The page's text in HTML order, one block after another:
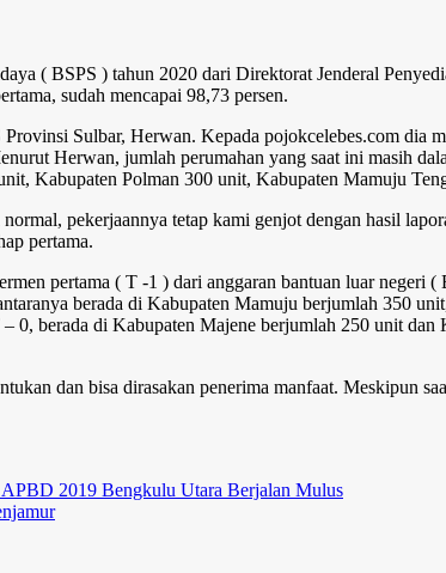
( BSPS ) tahun 2020 dari Direktorat Jenderal
sudah mencapai 98,73 persen.
Sulbar, Herwan. Kepada pojokcelebes.com dia
Herwan, jumlah perumahan yang saat ini masih
Kabupaten Polman 300 unit, Kabupaten Mamuju
pekerjaannya tetap kami genjot dengan hasil
pertama.
pertama ( T -1 ) dari anggaran bantuan luar
berada di Kabupaten Mamuju berjumlah 350
0, berada di Kabupaten Majene berjumlah 250 unit
dan bisa dirasakan penerima manfaat. Meskipun
2019 Bengkulu Utara Berjalan Mulus